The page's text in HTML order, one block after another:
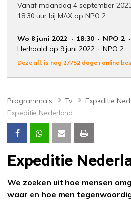
Vanaf maandag 4 september
18.30 uur bij MAX op NPO 2.
Wo 8 juni 2022 18:30 NPO 2
Herhaald op 9 juni 2022
NPO 2
Deze afl. is nog 27752 dagen online
Programma’s Tv
Expeditie
Expeditie Nederland
Expeditie
We zoeken uit hoe mensen
waar en hoe men